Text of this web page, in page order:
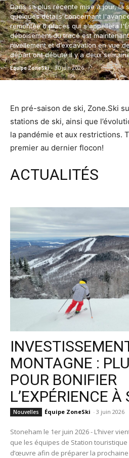
Dans sa plus récente mise à jour, la
quelques détails concernant
remontée 6 places qui s'appellera
déboisement du tracé est
nivellement et d’excavation en vue
départ ont débuté il y a deux
Équipe ZoneSki - 30 juin 2026
En pré-saison de ski, Zone.Ski
stations de ski, ainsi que
la pandémie et aux restrictions.
premier au dernier flocon!
ACTUALITÉS
MONTAGNE :
POUR BONIFIER
L’EXPÉRIENCE
Nouvelles Équipe ZoneSki - 3 juin 2026
Stoneham le 1er juin 2026 - L’hiver
que les équipes de Station
d’œuvre afin de préparer la